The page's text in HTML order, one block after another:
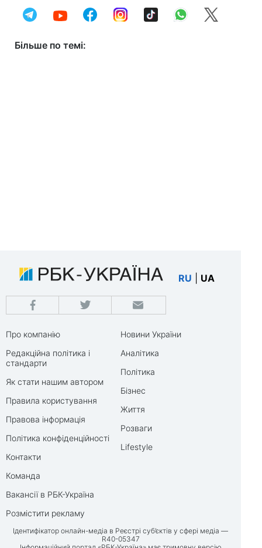
Більше по темі:
RU UA
Про компанію
Редакційна політика і
стандарти
Як стати нашим автором
Правила користування
Правова інформація
Політика конфіденційності
Контакти
Команда
Вакансії в РБК-Україна
Розмістити рекламу
Новини України
Аналітика
Політика
Бізнес
Життя
Розваги
Lifestyle
Ідентифікатор онлайн-медіа в Реєстрі суб’єктів у сфері медіа —
R40-05347